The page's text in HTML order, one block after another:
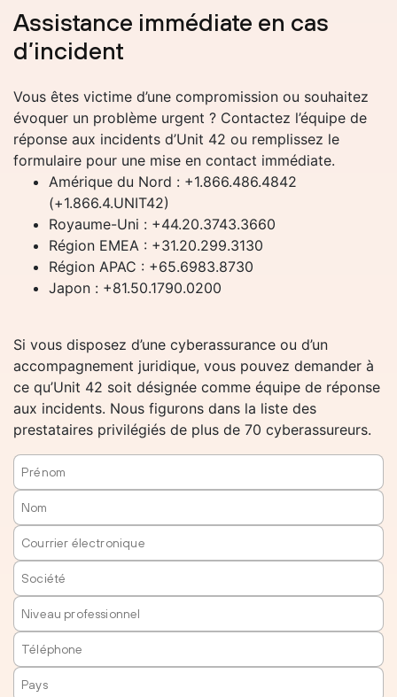
Assistance immédiate en cas
d’incident
Vous êtes victime d’une compromission ou souhaitez
évoquer un problème urgent ? Contactez l’équipe de
réponse aux incidents d’Unit 42 ou remplissez le
formulaire pour une mise en contact immédiate.
Amérique du Nord : +1.866.486.4842
(+1.866.4.UNIT42)
Royaume-Uni : +44.20.3743.3660
Région EMEA : +31.20.299.3130
Région APAC : +65.6983.8730
Japon : +81.50.1790.0200
Si vous disposez d’une cyberassurance ou d’un
accompagnement juridique, vous pouvez demander à
ce qu’Unit 42 soit désignée comme équipe de réponse
aux incidents. Nous figurons dans la liste des
prestataires privilégiés de plus de 70 cyberassureurs.